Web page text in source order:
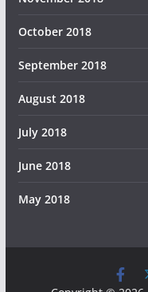
October 2018
September 2018
August 2018
July 2018
June 2018
May 2018